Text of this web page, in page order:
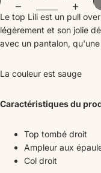
Le top Lili est un pull
légèrement et son jolie
avec un pantalon,
La couleur est sauge
Caractéristiques du
Top tombé droit
Ampleur aux
Col droit